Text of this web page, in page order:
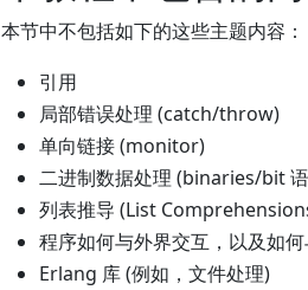
本节中不包括如下的这些主题内容：
引用
局部错误处理 (catch/throw)
单向链接 (monitor)
二进制数据处理 (binaries/bit
列表推导 (List
程序如何与外界交互，以及如
Erlang 库 (例如，文件处理)